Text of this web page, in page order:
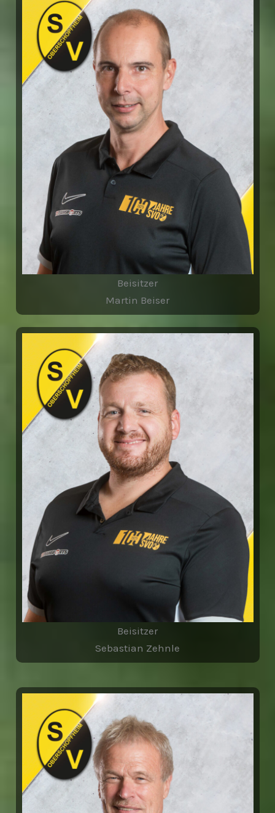
Beisitzer
Martin Beiser
Beisitzer
Sebastian Zehnle